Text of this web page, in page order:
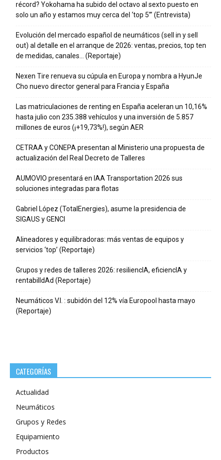
récord? Yokohama ha subido del octavo al sexto puesto en
solo un año y estamos muy cerca del ‘top 5’” (Entrevista)
Evolución del mercado español de neumáticos (sell in y sell
out) al detalle en el arranque de 2026: ventas, precios, top ten
de medidas, canales… (Reportaje)
Nexen Tire renueva su cúpula en Europa y nombra a HyunJe
Cho nuevo director general para Francia y España
Las matriculaciones de renting en España aceleran un 10,16%
hasta julio con 235.388 vehículos y una inversión de 5.857
millones de euros (¡+19,73%!), según AER
CETRAA y CONEPA presentan al Ministerio una propuesta de
actualización del Real Decreto de Talleres
AUMOVIO presentará en IAA Transportation 2026 sus
soluciones integradas para flotas
Gabriel López (TotalEnergies), asume la presidencia de
SIGAUS y GENCI
Alineadores y equilibradoras: más ventas de equipos y
servicios ‘top’ (Reportaje)
Grupos y redes de talleres 2026: resiliencIA, eficiencIA y
rentabilIdAd (Reportaje)
Neumáticos V.I. : subidón del 12% vía Europool hasta mayo
(Reportaje)
CATEGORÍAS
Actualidad
Neumáticos
Grupos y Redes
Equipamiento
Productos